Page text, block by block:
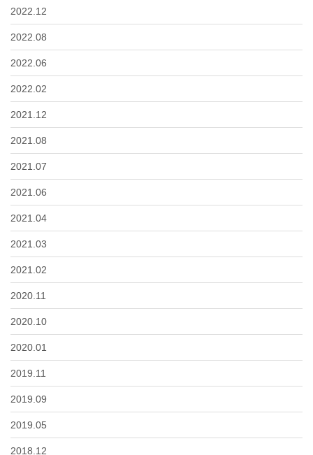
2022.12
2022.08
2022.06
2022.02
2021.12
2021.08
2021.07
2021.06
2021.04
2021.03
2021.02
2020.11
2020.10
2020.01
2019.11
2019.09
2019.05
2018.12